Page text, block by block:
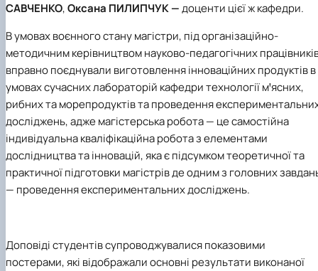
САВЧЕНКО,Оксана ПИЛИПЧУК —доценти цієї ж кафедри.
В умовах воєнного стану магістри, під організаційно-
методичним керівництвом науково-педагогічних
вправно поєднували виготовлення інноваційних продуктів в
умовах сучасних лабораторій кафедри технології мꞌясних,
рибних та морепродуктів та проведення
досліджень, адже магістерська робота — це самостійна
індивідуальна кваліфікаційна робота з елементами
дослідництва та інновацій, яка є підсумком теоретичної та
практичної підготовки магістрів де одним з головних
— проведення експериментальних досліджень.
Доповіді студентів супроводжувалися показовими
постерами, які відображали основні результати виконаної